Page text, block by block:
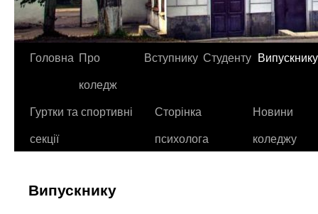
Головна Про
коледж
Вступнику Студенту Випускнику
Гуртки та спортивні
секції
Сторінка
психолога
Новини
коледжу
Випускнику